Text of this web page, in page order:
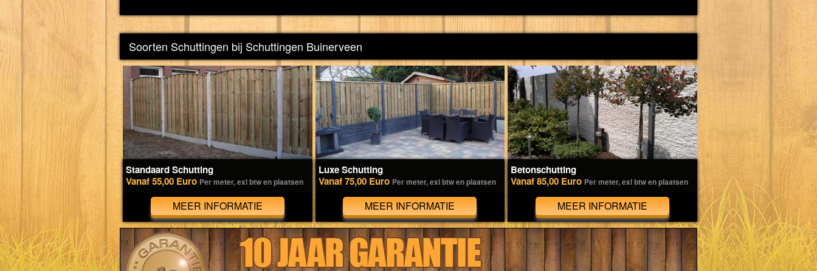
Soorten Schuttingen bij Schuttingen Buinerveen
Standaard Schutting
Vanaf 55,00 Euro Per meter, exl btw en plaatsen
MEER INFORMATIE
Luxe Schutting
Vanaf 75,00 Euro Per meter, exl btw en plaatsen
MEER INFORMATIE
Betonschutting
Vanaf 85,00 Euro Per meter, exl btw en plaatsen
MEER INFORMATIE